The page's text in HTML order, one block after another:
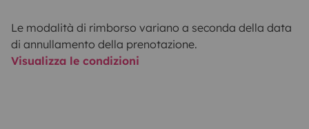
Le modalità di rimborso variano a seconda della data
di annullamento della prenotazione.
Visualizza le condizioni